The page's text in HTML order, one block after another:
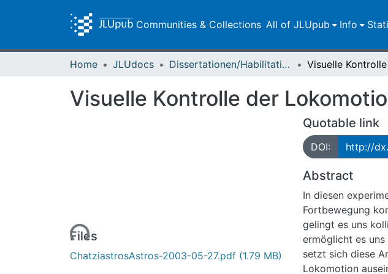
Communities & Collections All of JLUpub Info
Home JLUdocs Dissertationen/Habilitationen
Visuelle Kontrolle der
Loading...
Files
ChatziastrosAstros-2003-05-27.pdf (1.79 MB)
Quotable link
DOI: http://
Abstract
In diesen
Fortbewegung
gelingt es uns
ermöglicht es uns
setzt sich diese
Lokomotion